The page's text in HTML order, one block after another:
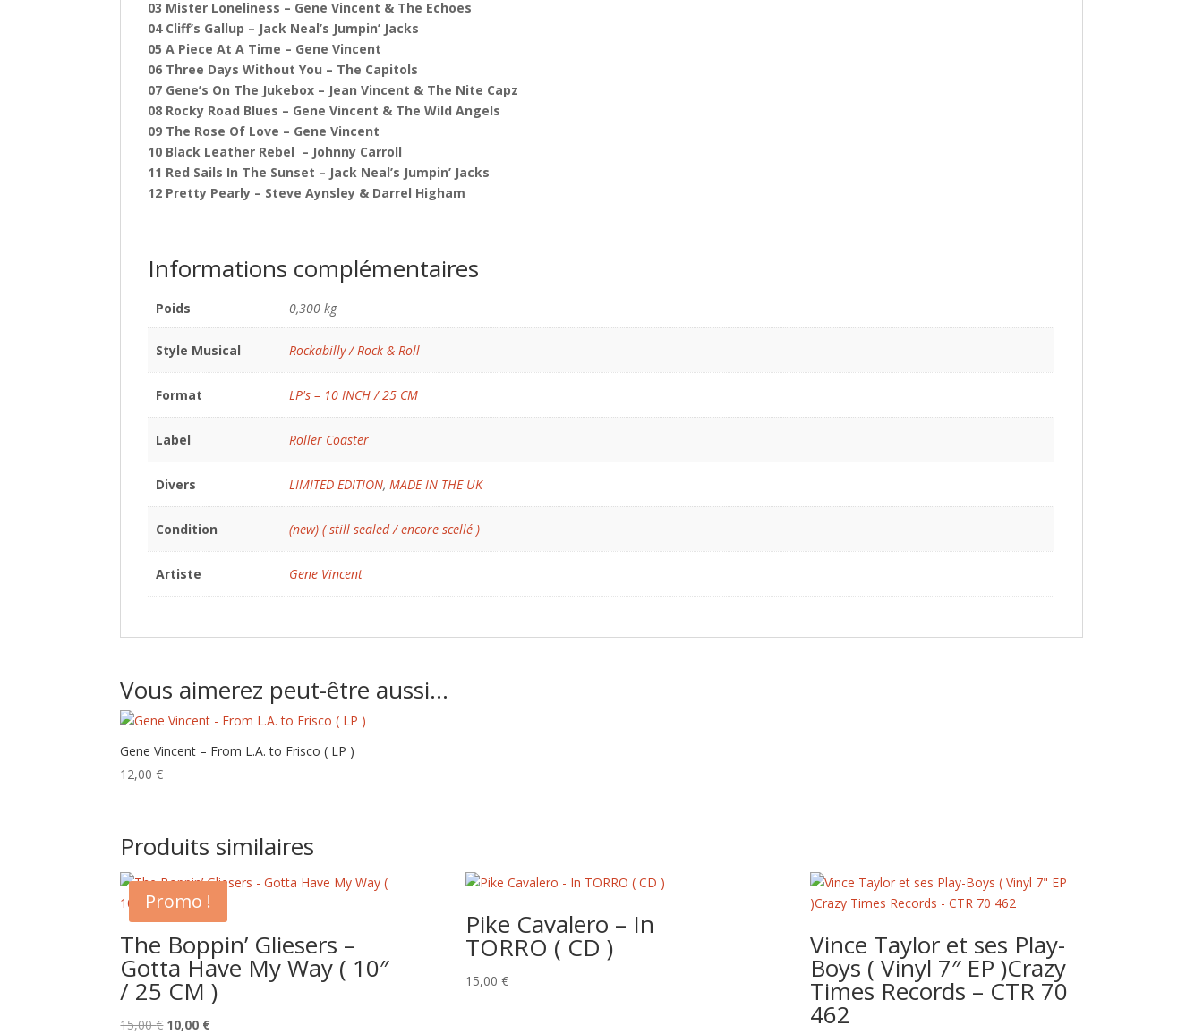
03 Mister Loneliness – Gene Vincent & The Echoes
04 Cliff’s Gallup – Jack Neal’s Jumpin’ Jacks
05 A Piece At A Time – Gene Vincent
06 Three Days Without You – The Capitols
07 Gene’s On The Jukebox – Jean Vincent & The Nite Capz
08 Rocky Road Blues – Gene Vincent & The Wild Angels
09 The Rose Of Love – Gene Vincent
10 Black Leather Rebel – Johnny Carroll
11 Red Sails In The Sunset – Jack Neal’s Jumpin’ Jacks
12 Pretty Pearly – Steve Aynsley & Darrel Higham
Informations complémentaires
Poids 0,300 kg
Style Musical Rockabilly / Rock & Roll
Format LP's – 10 INCH / 25 CM
Label Roller Coaster
Divers LIMITED EDITION,MADE IN THE UK
Condition (new) ( still sealed / encore scellé )
Artiste Gene Vincent
Vous aimerez peut-être aussi…
Gene Vincent – From L.A. to Frisco ( LP )
12,00€
Produits similaires
Promo !
The Boppin’ Gliesers –
Gotta Have My Way ( 10″
/ 25 CM )
15,00€ Le
10,00 €Le
Pike Cavalero – In
TORRO ( CD )
15,00 €
Vince Taylor et ses Play-
Boys ( Vinyl 7″ EP )Crazy
Times Records – CTR 70
462